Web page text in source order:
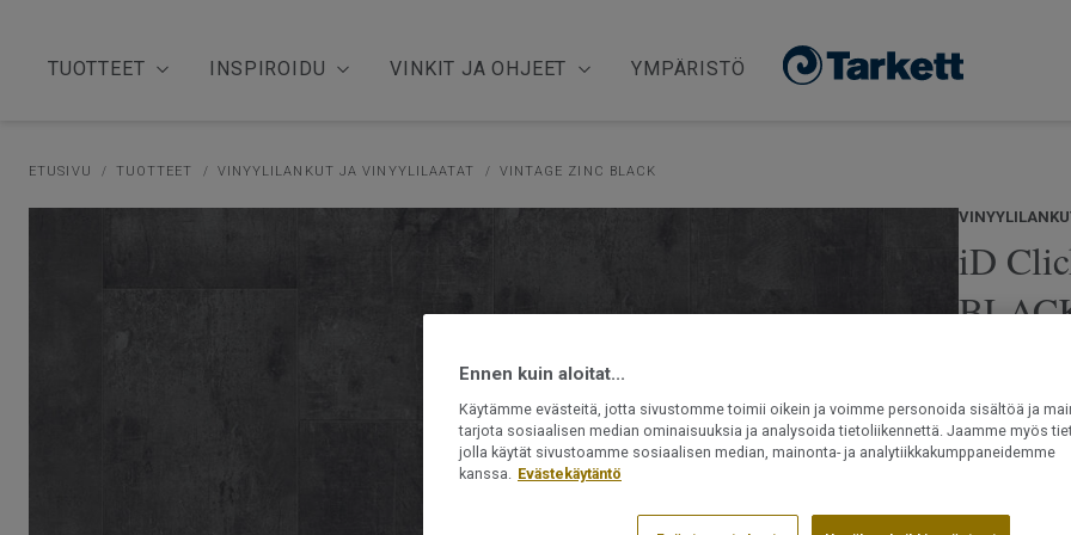
TUOTTEET INSPIROIDU VINKIT JA OHJEET YMPÄRISTÖ
ETUSIVU TUOTTEET VINYYLILANKUT JA VINYYLILAATAT VINTAGE ZINC BLACK
iD
iD Click
lattia on
Ennen kuin aloitat...
Käytämme evästeitä, jotta sivustomme toimii oikein ja voimme personoida sisältöä ja
tarjota sosiaalisen median ominaisuuksia ja analysoida tietoliikennettä. Jaamme myös
jolla käytät sivustoamme sosiaalisen median, mainonta- ja analytiikkakumppaneidemme
kanssa.
Evästekäytäntö